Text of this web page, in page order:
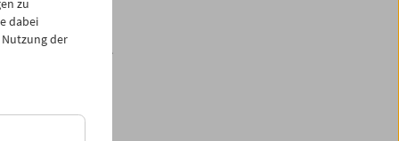
als eigenständige
zwei
dabei
der